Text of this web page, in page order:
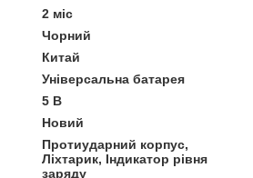
2 міс
Чорний
Китай
Універсальна батарея
5 В
Новий
Протиударний корпус,
Ліхтарик, Індикатор рівня
заряду